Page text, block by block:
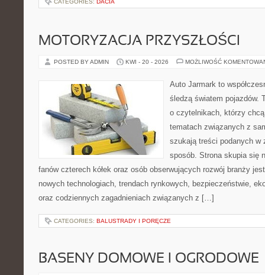
CATEGORIES: DACIA
MOTORYZACJA PRZYSZŁOŚCI
POSTED BY ADMIN KWI - 20 - 2026 MOŻLIWOŚĆ
Auto Jarmark to
śledzą światem pojazdów.
o czytelnikach, którzy
tematach związanych z
szukają treści podanych w
sposób. Strona skupia się
fanów czterech kółek oraz osób obserwujących rozwój branży
nowych technologiach, trendach rynkowych, bezpieczeństwie,
oraz codziennych zagadnieniach związanych z […]
CATEGORIES: BALUSTRADY I PORĘCZE
BASENY DOMOWE I OGRODOWE